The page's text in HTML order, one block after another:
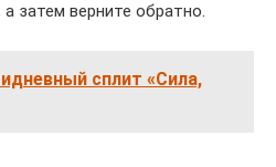
затем верните обратно.
сплит «Сила,